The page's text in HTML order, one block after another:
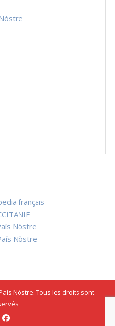
français
Nòstre
Nòstre
Nòstre. Tous les droits sont